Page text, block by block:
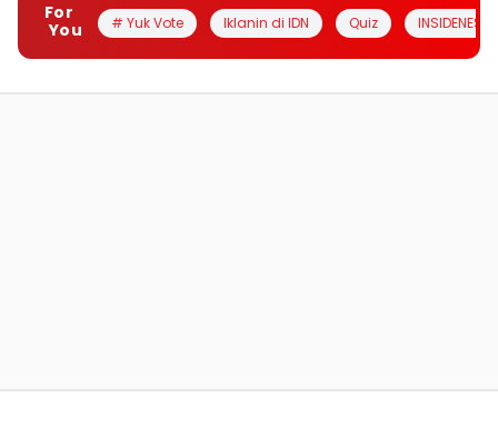
For
You
# Yuk Vote Iklanin di IDN Quiz INSIDENESIA